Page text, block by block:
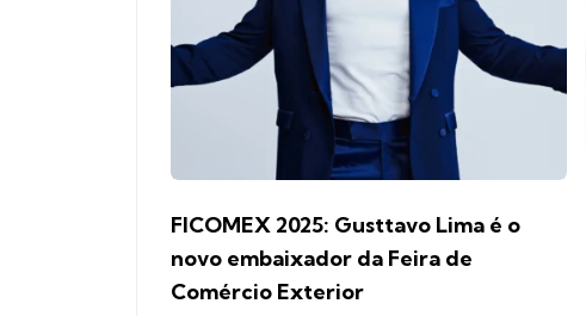
FICOMEX 2025: Gusttavo Lima é o
novo embaixador da Feira de
Comércio Exterior